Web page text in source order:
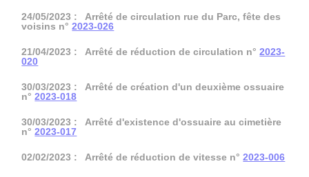
24/05/2023 : Arrêté de circulation rue du Parc, fête des
voisins n°2023-026
21/04/2023 : Arrêté de réduction de circulation n°2023-
020
30/03/2023 : Arrêté de création d'un deuxième ossuaire
n°2023-018
30/03/2023 : Arrêté d'existence d'ossuaire au cimetière
n°2023-017
02/02/2023 : Arrêté de réduction de vitesse n°2023-006